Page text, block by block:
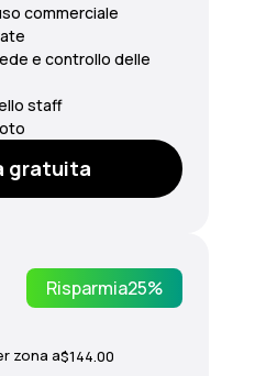
commerciale
e controllo delle
staff
gratuita
Risparmia25%
zona a$144.00